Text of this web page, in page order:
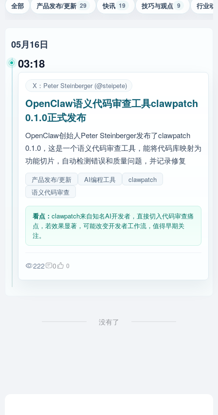
全部 产品发布/更新 29 快讯 19 技巧与观点 9 行业动
05月16日
03:18
X：Peter Steinberger (@steipete)
OpenClaw语义代码审查工具clawpatch
0.1.0正式发布
OpenClaw创始人Peter Steinberger发布了clawpatch
0.1.0，这是一个语义代码审查工具，能将代码库映射为
功能切片，自动检测错误和质量问题，并记录修复
产品发布/更新 AI编程工具
clawpatch
语义代码审查
看点： clawpatch来自知名AI开发者，直接切入代码审查痛
点，若效果显著，可能改变开发者工作流，值得早期关
注。
222 0 0
没有了